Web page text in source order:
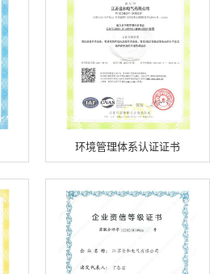
环境管理体系认证证书